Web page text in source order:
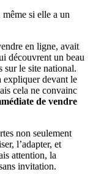
si elle a un
en ligne, avait
découvrent un beau
sur le site national.
expliquer devant le
cela ne convainc
de vendre
non seulement
l’adapter, et
attention, la
invitation.